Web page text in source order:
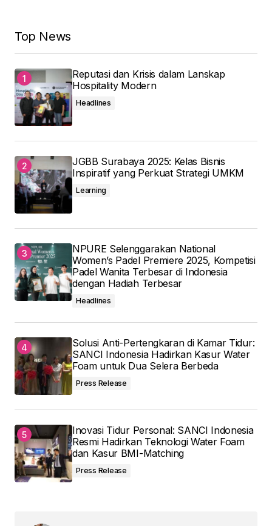
Top News
Reputasi dan Krisis dalam Lanskap
Hospitality Modern
Headlines
JGBB Surabaya 2025: Kelas Bisnis
Inspiratif yang Perkuat Strategi UMKM
Learning
NPURE Selenggarakan National
Women’s Padel Premiere 2025, Kompetisi
Padel Wanita Terbesar di Indonesia
dengan Hadiah Terbesar
Headlines
Solusi Anti-Pertengkaran di Kamar Tidur:
SANCI Indonesia Hadirkan Kasur Water
Foam untuk Dua Selera Berbeda
Press Release
Inovasi Tidur Personal: SANCI Indonesia
Resmi Hadirkan Teknologi Water Foam
dan Kasur BMI-Matching
Press Release